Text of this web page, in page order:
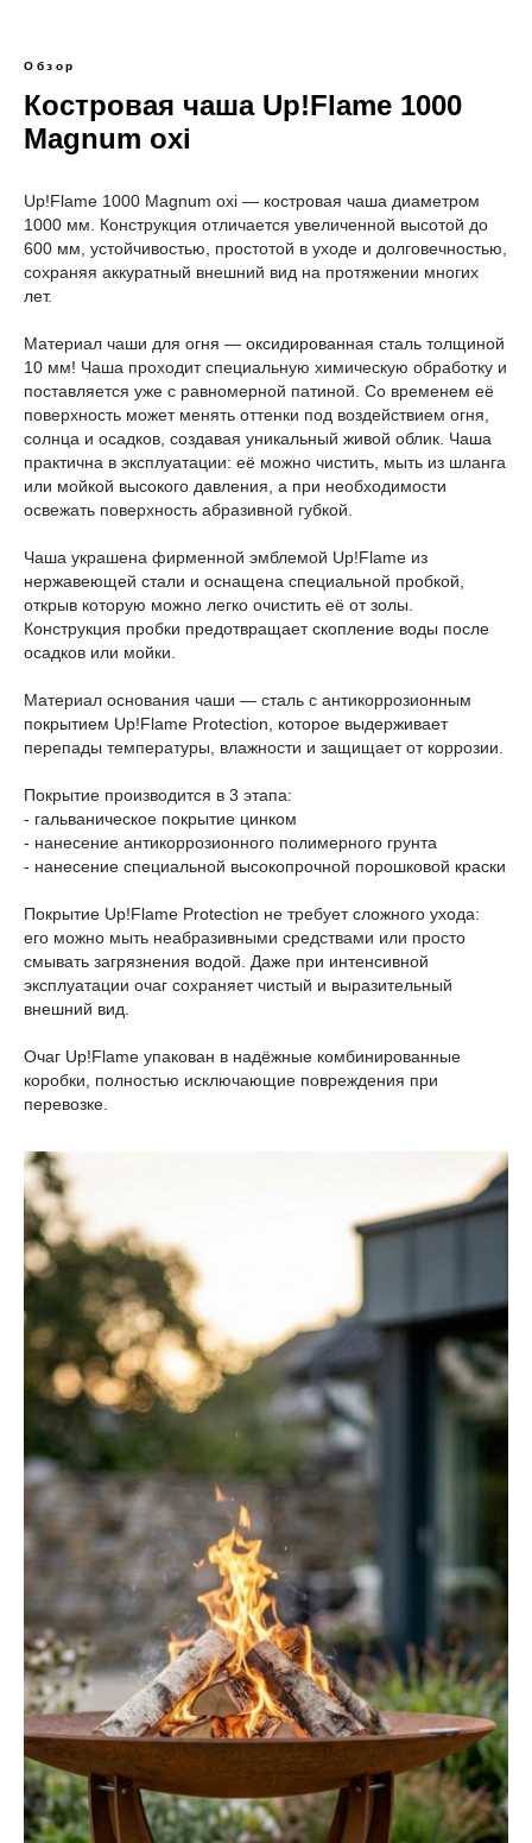
Обзор
Костровая чаша Up!Flame 1000
Magnum oxi
Up!Flame 1000 Magnum oxi — костровая чаша диаметром
1000 мм. Конструкция отличается увеличенной высотой до
600 мм, устойчивостью, простотой в уходе и долговечностью,
сохраняя аккуратный внешний вид на протяжении многих
лет.
Материал чаши для огня — оксидированная сталь толщиной
10 мм! Чаша проходит специальную химическую обработку и
поставляется уже с равномерной патиной. Со временем её
поверхность может менять оттенки под воздействием огня,
солнца и осадков, создавая уникальный живой облик. Чаша
практична в эксплуатации: её можно чистить, мыть из шланга
или мойкой высокого давления, а при необходимости
освежать поверхность абразивной губкой.
Чаша украшена фирменной эмблемой Up!Flame из
нержавеющей стали и оснащена специальной пробкой,
открыв которую можно легко очистить её от золы.
Конструкция пробки предотвращает скопление воды после
осадков или мойки.
Материал основания чаши — сталь с антикоррозионным
покрытием Up!Flame Protection, которое выдерживает
перепады температуры, влажности и защищает от коррозии.
Покрытие производится в 3 этапа:
- гальваническое покрытие цинком
- нанесение антикоррозионного полимерного грунта
- нанесение специальной высокопрочной порошковой краски
Покрытие Up!Flame Protection не требует сложного ухода:
его можно мыть неабразивными средствами или просто
смывать загрязнения водой. Даже при интенсивной
эксплуатации очаг сохраняет чистый и выразительный
внешний вид.
Очаг Up!Flame упакован в надёжные комбинированные
коробки, полностью исключающие повреждения при
перевозке.